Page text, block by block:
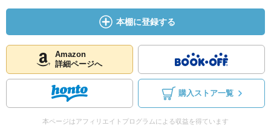
本棚に登録する
Amazon
詳細ページへ
購入ストア一覧
本ページはアフィリエイトプログラムによる収益を得ています